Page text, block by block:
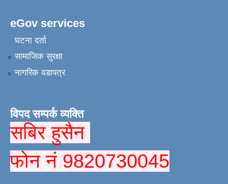
eGov services
घटना दर्ता
सामाजिक सुरक्षा
नागरिक वडापत्र
विपद सम्पर्क व्यक्ति
सबिर हुसैन
फोन नं 9820730045